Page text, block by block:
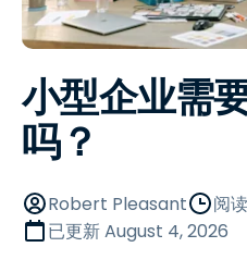
小型企业需
吗？
Robert Pleasant
阅
已更新August 4, 2026